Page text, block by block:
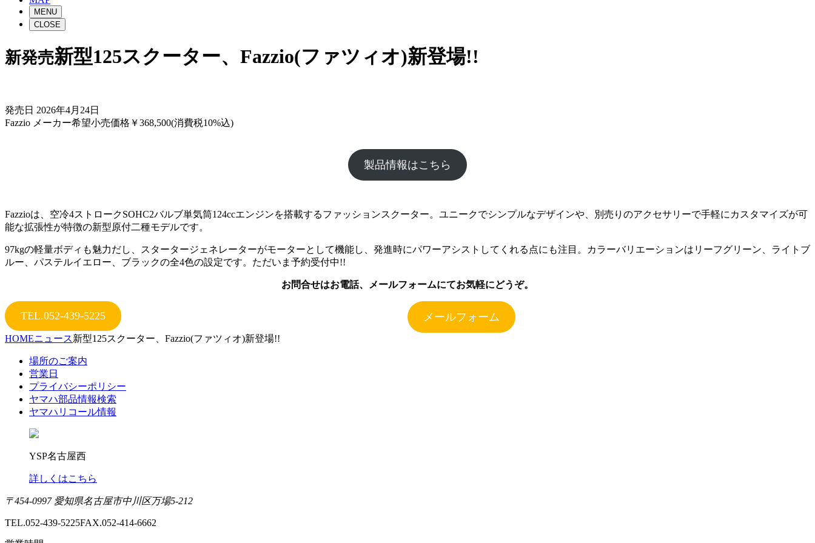
MENU
CLOSE
新発売新型125スクーター、Fazzio(ファツィオ)新登場!!
発売日 2026年4月24日
Fazzio メーカー希望小売価格￥368,500(消費税10%込)
製品情報はこちら
Fazzioは、空冷4ストロークSOHC2バルブ単気筒124ccエンジンを搭載するファッションスクーター。ユニークでシンプルなデザインや、別売りのアクセサリーで手軽にカスタマイズが可
能な拡張性が特徴の新型原付二種モデルです。
97kgの軽量ボディも魅力だし、スタータージェネレーターがモーターとして機能し、発進時にパワーアシストしてくれる点にも注目。カラーバリエーションはリーフグリーン、ライトブ
ルー、パステルイエロー、ブラックの全4色の設定です。ただいま予約受付中!!
お問合せはお電話、メールフォームにてお気軽にどうぞ。
TEL.052-439-5225 メールフォーム
HOMEニュース新型125スクーター、Fazzio(ファツィオ)新登場!!
場所のご案内
営業日
プライバシーポリシー
ヤマハ部品情報検索
ヤマハリコール情報
YSP名古屋西
詳しくはこちら
〒454-0997 愛知県名古屋市中川区万場5-212
TEL.052-439-5225FAX.052-414-6662